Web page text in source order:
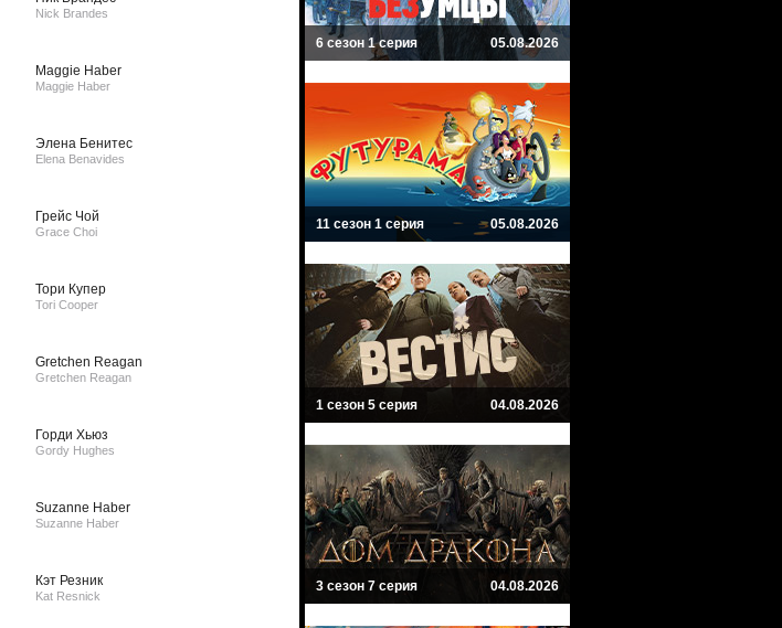
Nick Brandes
Maggie Haber
Maggie Haber
Элена Бенитес
Elena Benavides
Грейс Чой
Grace Choi
Тори Купер
Tori Cooper
Gretchen Reagan
Gretchen Reagan
Горди Хьюз
Gordy Hughes
Suzanne Haber
Suzanne Haber
Кэт Резник
Kat Resnick
6 сезон 1 серия 05.08.2026
11 сезон 1 серия 05.08.2026
1 сезон 5 серия 04.08.2026
3 сезон 7 серия 04.08.2026